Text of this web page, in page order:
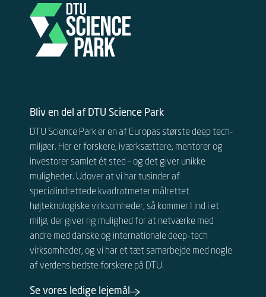
Bliv en del af DTU Science Park
DTU Science Park er en af Europas største deep tech-
miljøer. Her er forskere, iværksættere, mentorer og
investorer samlet ét sted – og det giver unikke
muligheder. Udover at vi har tusinder af
specialindrettede kvadratmeter målrettet
højteknologiske virksomheder, så kommer I ind i et
miljø, der giver rig mulighed for at netværke med
andre med danske og internationaledeep-tech
virksomheder, og vi har et tæt samarbejde med nogle
af verdens bedste forskere på DTU.
Se vores ledige lejemål